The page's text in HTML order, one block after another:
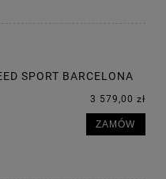
SPORT BARCELONA
3 579,00 zł
ZAMÓW